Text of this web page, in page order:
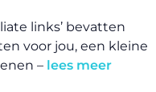
links’ bevatten
voor jou, een kleine
– lees meer